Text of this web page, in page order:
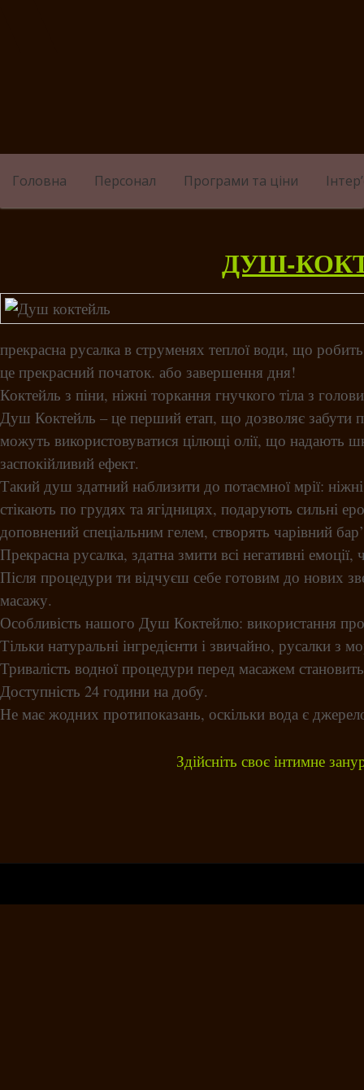
Головна Персонал Програми та ціни
ДУШ-
прекрасна русалка в струменях теплої води, що
це прекрасний початок. або завершення дня!
Коктейль з піни, ніжні торкання гнучкого тіла з
Душ Коктейль – це перший етап, що дозволяє забути
можуть використовуватися цілющі олії, що надають
заспокійливий ефект.
Такий душ здатний наблизити до потаємної мрії:
стікають по грудях та ягідницях, подарують сильні
доповнений спеціальним гелем, створять чарівний
Прекрасна русалка, здатна змити всі негативні
Після процедури ти відчуєш себе готовим до нових
масажу.
Особливість нашого Душ Коктейлю: використання
Тільки натуральні інгредієнти і звичайно, русалки з
Тривалість водної процедури перед масажем
Доступність 24 години на добу.
Не має жодних протипоказань, оскільки вода є
Здійсніть своє інтимне